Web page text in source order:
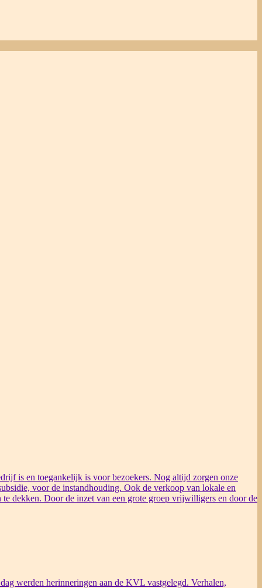
is en toegankelijk is voor bezoekers. Nog altijd zorgen onze
voor de instandhouding. Ook de verkoop van lokale en
dekken. Door de inzet van een grote groep vrijwilligers en door de
werden herinneringen aan de KVL vastgelegd. Verhalen,